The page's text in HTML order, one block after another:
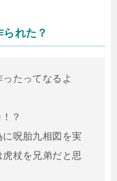
れた？
たってなるよ
？
呪胎九相図を実
杖を兄弟だと思